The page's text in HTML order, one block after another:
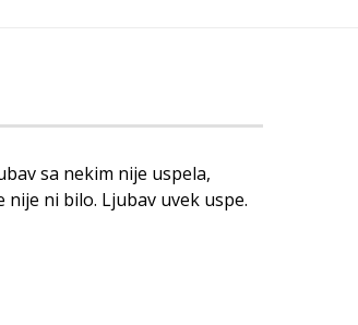
sa nekim nije uspela,
nije ni bilo. Ljubav uvek uspe.